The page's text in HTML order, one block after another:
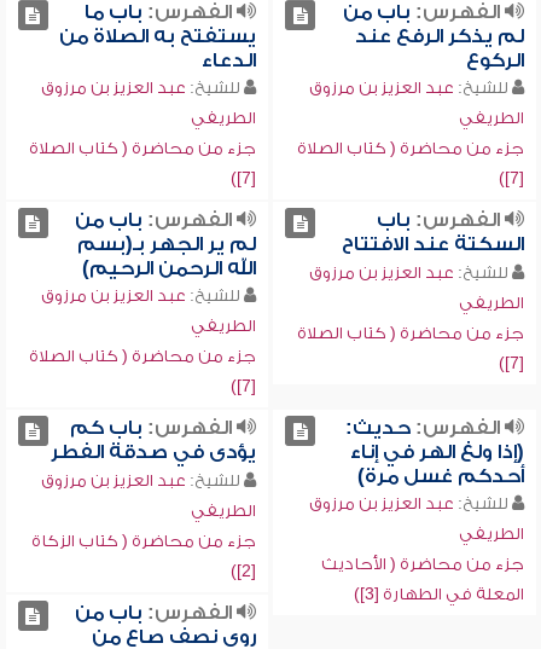
الفهرس: باب من
لم يذكر الرفع عند
الركوع
للشيخ: عبد العزيز بن مرزوق
الطريفي
جزء من محاضرة ( كتاب الصلاة
[7])
الفهرس: باب ما
يستفتح به الصلاة من
الدعاء
للشيخ: عبد العزيز بن مرزوق
الطريفي
جزء من محاضرة ( كتاب الصلاة
[7])
الفهرس: باب
السكتة عند الافتتاح
للشيخ: عبد العزيز بن مرزوق
الطريفي
جزء من محاضرة ( كتاب الصلاة
[7])
الفهرس: باب من
لم ير الجهر بـ(بسم
الله الرحمن الرحيم)
للشيخ: عبد العزيز بن مرزوق
الطريفي
جزء من محاضرة ( كتاب الصلاة
[7])
الفهرس:حديث:
(إذا ولغ الهر في إناء
أحدكم غسل مرة)
للشيخ: عبد العزيز بن مرزوق
الطريفي
جزء من محاضرة ( الأحاديث
المعلة في الطهارة [3])
الفهرس: باب كم
يؤدى في صدقة الفطر
للشيخ: عبد العزيز بن مرزوق
الطريفي
جزء من محاضرة ( كتاب الزكاة
[2])
الفهرس: باب من
روى نصف صاع من